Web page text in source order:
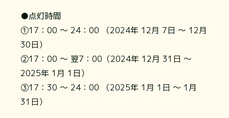
●点灯時間
①17：00 ～ 24：00 （2024年 12月 7日 ～ 12月
30日）
②17：00 ～ 翌7：00（2024年 12月 31日 ～
2025年 1月 1日）
③17：30 ～ 24：00 （2025年 1月 1日 ～ 1月
31日）